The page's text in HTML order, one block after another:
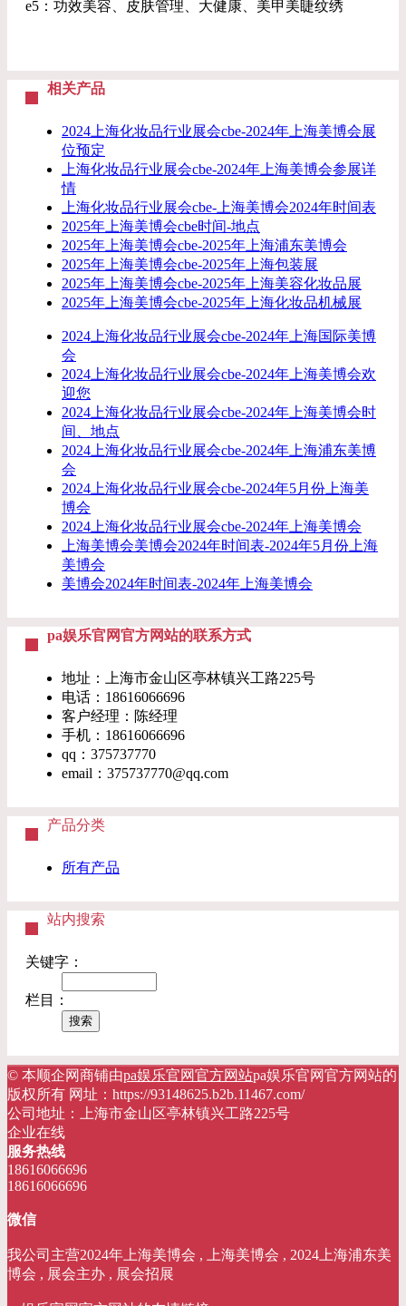
e5：功效美容、皮肤管理、大健康、美甲美睫纹绣
相关产品
2024上海化妆品行业展会cbe-2024年上海美博会展
位预定
​上海化妆品行业展会cbe-2024年上海美博会参展详
情
上海化妆品行业展会cbe-上海美博会2024年时间表
2025年上海美博会cbe时间-地点
2025年上海美博会cbe-2025年上海浦东美博会
2025年上海美博会cbe-2025年上海包装展
2025年上海美博会cbe-2025年上海美容化妆品展
2025年上海美博会cbe-2025年上海化妆品机械展
2024上海化妆品行业展会cbe-2024年上海国际美博
会
2024上海化妆品行业展会cbe-2024年上海美博会欢
迎您
2024上海化妆品行业展会cbe-2024年上海美博会时
间、地点
2024上海化妆品行业展会cbe-2024年上海浦东美博
会
2024上海化妆品行业展会cbe-2024年5月份上海美
博会
2024上海化妆品行业展会cbe-2024年上海美博会
上海美博会美博会2024年时间表-2024年5月份上海
美博会
​美博会2024年时间表-2024年上海美博会
pa娱乐官网官方网站的联系方式
地址：上海市金山区亭林镇兴工路225号
电话：18616066696
客户经理：陈经理
手机：18616066696
qq：375737770
email： 375737770@qq.com
产品分类
所有产品
站内搜索
关键字：
栏目：
© 本顺企网商铺由pa娱乐官网官方网站pa娱乐官网官方网站的
版权所有 网址：https://93148625.b2b.11467.com/
公司地址：上海市金山区亭林镇兴工路225号
企业在线
服务热线
18616066696
18616066696
微信
我公司主营2024年上海美博会 , 上海美博会 , 2024上海浦东美
博会 , 展会主办 , 展会招展